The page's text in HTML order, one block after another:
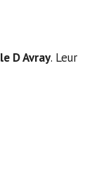
D Avray. Leur